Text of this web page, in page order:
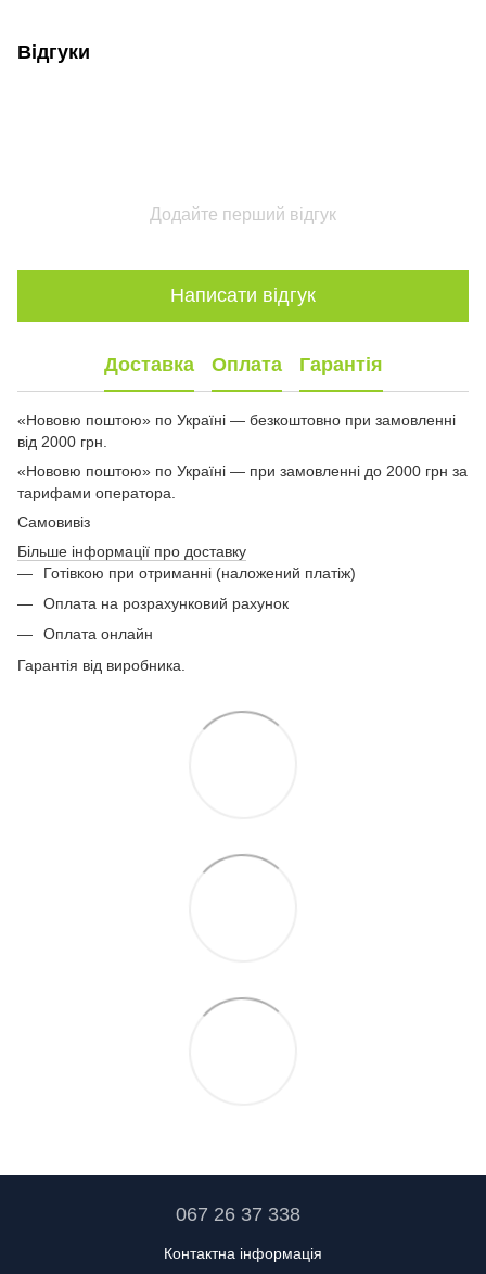
Відгуки
Додайте перший відгук
Написати відгук
Доставка Оплата Гарантія
«Нововю поштою» по Україні — безкоштовно при замовленні
від 2000 грн.
«Нововю поштою» по Україні — при замовленні до 2000 грн за
тарифами оператора.
Самовивіз
Більше інформації про доставку
Готівкою при отриманні (наложений платіж)
Оплата на розрахунковий рахунок
Оплата онлайн
Гарантія від виробника.
067 26 37 338
Контактна інформація